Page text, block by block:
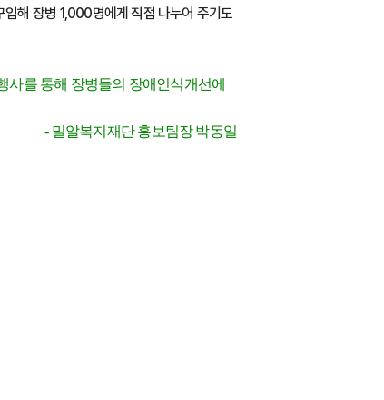
해 장병 1,000명에게 직접 나누어 주기도
사를 통해 장병들의 장애인식개선에
- 밀알복지재단 홍보팀장 박동일